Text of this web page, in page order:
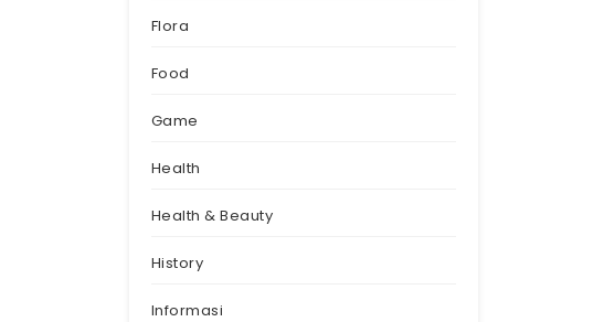
Flora
Food
Game
Health
Health & Beauty
History
Informasi